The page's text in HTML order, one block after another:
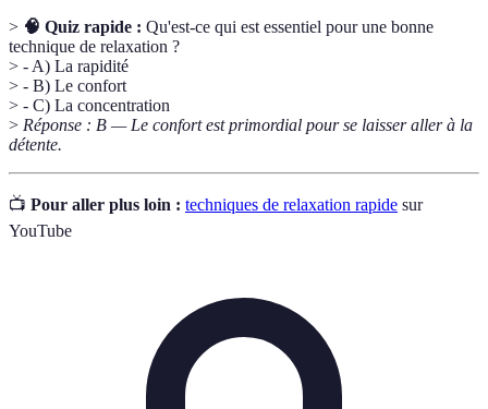
> 🧠 Quiz rapide : Qu'est-ce qui est essentiel pour une bonne
technique de relaxation ?
> - A) La rapidité
> - B) Le confort
> - C) La concentration
> Réponse : B — Le confort est primordial pour se laisser aller à la
détente.
📺 Pour aller plus loin : techniques de relaxation rapide sur
YouTube